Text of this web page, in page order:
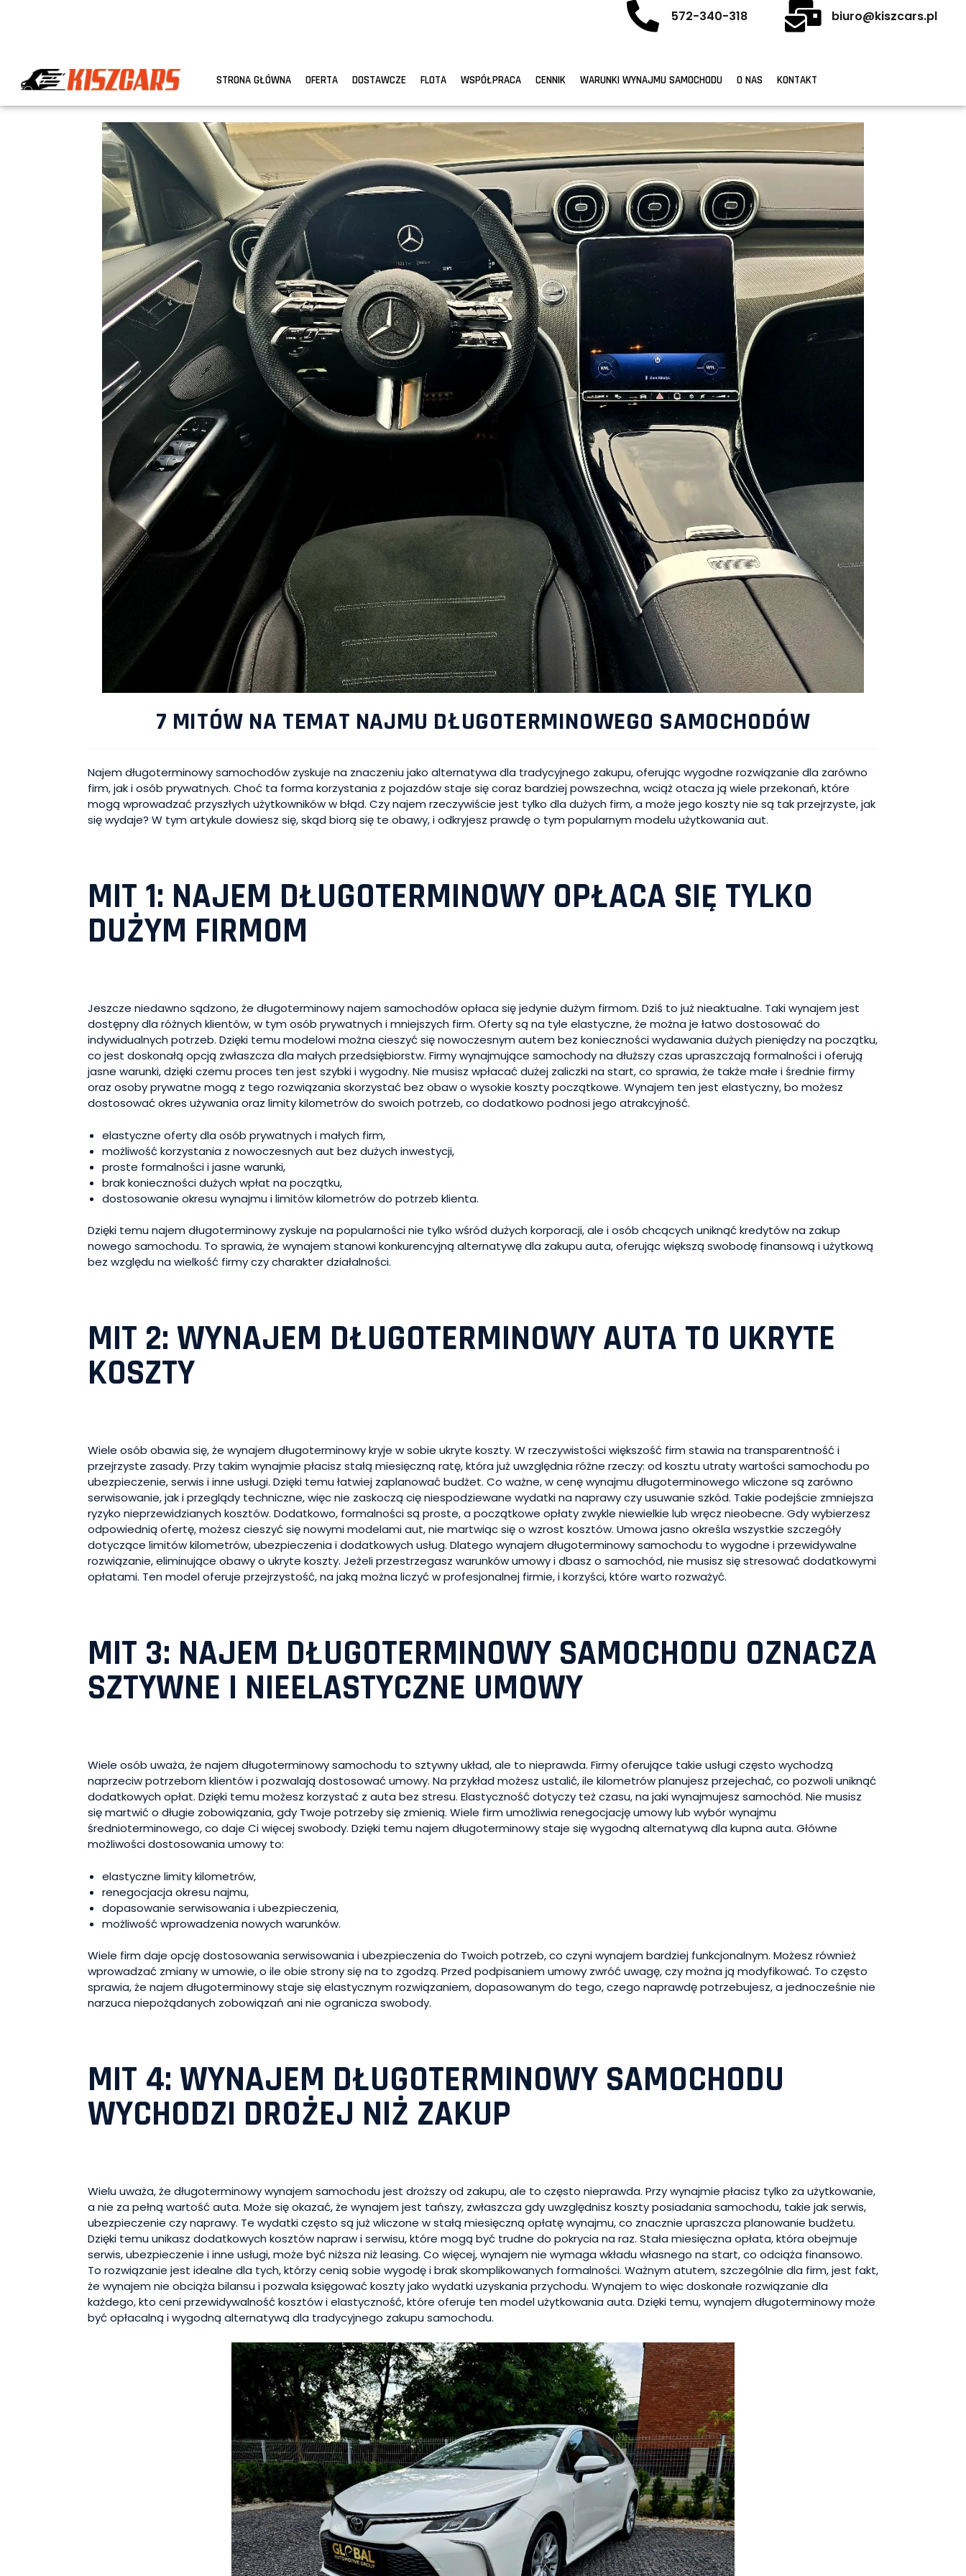
572-340-318 biuro@kiszcars.pl
STRONA GŁÓWNA OFERTA DOSTAWCZE FLOTA WSPÓŁPRACA CENNIK WARUNKI WYNAJMU SAMOCHODU O NAS KONTAKT
7 MITÓW NA TEMAT NAJMU DŁUGOTERMINOWEGO SAMOCHODÓW
Najem długoterminowy samochodów zyskuje na znaczeniu jako alternatywa dla tradycyjnego zakupu, oferując wygodne rozwiązanie dla zarówno
firm, jak i osób prywatnych. Choć ta forma korzystania z pojazdów staje się coraz bardziej powszechna, wciąż otacza ją wiele przekonań, które
mogą wprowadzać przyszłych użytkowników w błąd. Czy najem rzeczywiście jest tylko dla dużych firm, a może jego koszty nie są tak przejrzyste, jak
się wydaje? W tym artykule dowiesz się, skąd biorą się te obawy, i odkryjesz prawdę o tym popularnym modelu użytkowania aut.
MIT 1: NAJEM DŁUGOTERMINOWY OPŁACA SIĘ TYLKO
DUŻYM FIRMOM
Jeszcze niedawno sądzono, że długoterminowy najem samochodów opłaca się jedynie dużym firmom. Dziś to już nieaktualne. Taki wynajem jest
dostępny dla różnych klientów, w tym osób prywatnych i mniejszych firm. Oferty są na tyle elastyczne, że można je łatwo dostosować do
indywidualnych potrzeb. Dzięki temu modelowi można cieszyć się nowoczesnym autem bez konieczności wydawania dużych pieniędzy na początku,
co jest doskonałą opcją zwłaszcza dla małych przedsiębiorstw. Firmy wynajmujące samochody na dłuższy czas upraszczają formalności i oferują
jasne warunki, dzięki czemu proces ten jest szybki i wygodny. Nie musisz wpłacać dużej zaliczki na start, co sprawia, że także małe i średnie firmy
oraz osoby prywatne mogą z tego rozwiązania skorzystać bez obaw o wysokie koszty początkowe. Wynajem ten jest elastyczny, bo możesz
dostosować okres używania oraz limity kilometrów do swoich potrzeb, co dodatkowo podnosi jego atrakcyjność.
elastyczne oferty dla osób prywatnych i małych firm,
możliwość korzystania z nowoczesnych aut bez dużych inwestycji,
proste formalności i jasne warunki,
brak konieczności dużych wpłat na początku,
dostosowanie okresu wynajmu i limitów kilometrów do potrzeb klienta.
Dzięki temu najem długoterminowy zyskuje na popularności nie tylko wśród dużych korporacji, ale i osób chcących uniknąć kredytów na zakup
nowego samochodu. To sprawia, że wynajem stanowi konkurencyjną alternatywę dla zakupu auta, oferując większą swobodę finansową i użytkową
bez względu na wielkość firmy czy charakter działalności.
MIT 2: WYNAJEM DŁUGOTERMINOWY AUTA TO UKRYTE
KOSZTY
Wiele osób obawia się, że wynajem długoterminowy kryje w sobie ukryte koszty. W rzeczywistości większość firm stawia na transparentność i
przejrzyste zasady. Przy takim wynajmie płacisz stałą miesięczną ratę, która już uwzględnia różne rzeczy: od kosztu utraty wartości samochodu po
ubezpieczenie, serwis i inne usługi. Dzięki temu łatwiej zaplanować budżet. Co ważne, w cenę wynajmu długoterminowego wliczone są zarówno
serwisowanie, jak i przeglądy techniczne, więc nie zaskoczą cię niespodziewane wydatki na naprawy czy usuwanie szkód. Takie podejście zmniejsza
ryzyko nieprzewidzianych kosztów. Dodatkowo, formalności są proste, a początkowe opłaty zwykle niewielkie lub wręcz nieobecne. Gdy wybierzesz
odpowiednią ofertę, możesz cieszyć się nowymi modelami aut, nie martwiąc się o wzrost kosztów. Umowa jasno określa wszystkie szczegóły
dotyczące limitów kilometrów, ubezpieczenia i dodatkowych usług. Dlatego wynajem długoterminowy samochodu to wygodne i przewidywalne
rozwiązanie, eliminujące obawy o ukryte koszty. Jeżeli przestrzegasz warunków umowy i dbasz o samochód, nie musisz się stresować dodatkowymi
opłatami. Ten model oferuje przejrzystość, na jaką można liczyć w profesjonalnej firmie, i korzyści, które warto rozważyć.
MIT 3: NAJEM DŁUGOTERMINOWY SAMOCHODU OZNACZA
SZTYWNE I NIEELASTYCZNE UMOWY
Wiele osób uważa, że najem długoterminowy samochodu to sztywny układ, ale to nieprawda. Firmy oferujące takie usługi często wychodzą
naprzeciw potrzebom klientów i pozwalają dostosować umowy. Na przykład możesz ustalić, ile kilometrów planujesz przejechać, co pozwoli uniknąć
dodatkowych opłat. Dzięki temu możesz korzystać z auta bez stresu. Elastyczność dotyczy też czasu, na jaki wynajmujesz samochód. Nie musisz
się martwić o długie zobowiązania, gdy Twoje potrzeby się zmienią. Wiele firm umożliwia renegocjację umowy lub wybór wynajmu
średnioterminowego, co daje Ci więcej swobody. Dzięki temu najem długoterminowy staje się wygodną alternatywą dla kupna auta. Główne
możliwości dostosowania umowy to:
elastyczne limity kilometrów,
renegocjacja okresu najmu,
dopasowanie serwisowania i ubezpieczenia,
możliwość wprowadzenia nowych warunków.
Wiele firm daje opcję dostosowania serwisowania i ubezpieczenia do Twoich potrzeb, co czyni wynajem bardziej funkcjonalnym. Możesz również
wprowadzać zmiany w umowie, o ile obie strony się na to zgodzą. Przed podpisaniem umowy zwróć uwagę, czy można ją modyfikować. To często
sprawia, że najem długoterminowy staje się elastycznym rozwiązaniem, dopasowanym do tego, czego naprawdę potrzebujesz, a jednocześnie nie
narzuca niepożądanych zobowiązań ani nie ogranicza swobody.
MIT 4: WYNAJEM DŁUGOTERMINOWY SAMOCHODU
WYCHODZI DROŻEJ NIŻ ZAKUP
Wielu uważa, że długoterminowy wynajem samochodu jest droższy od zakupu, ale to często nieprawda. Przy wynajmie płacisz tylko za użytkowanie,
a nie za pełną wartość auta. Może się okazać, że wynajem jest tańszy, zwłaszcza gdy uwzględnisz koszty posiadania samochodu, takie jak serwis,
ubezpieczenie czy naprawy. Te wydatki często są już wliczone w stałą miesięczną opłatę wynajmu, co znacznie upraszcza planowanie budżetu.
Dzięki temu unikasz dodatkowych kosztów napraw i serwisu, które mogą być trudne do pokrycia na raz. Stała miesięczna opłata, która obejmuje
serwis, ubezpieczenie i inne usługi, może być niższa niż leasing. Co więcej, wynajem nie wymaga wkładu własnego na start, co odciąża finansowo.
To rozwiązanie jest idealne dla tych, którzy cenią sobie wygodę i brak skomplikowanych formalności. Ważnym atutem, szczególnie dla firm, jest fakt,
że wynajem nie obciąża bilansu i pozwala księgować koszty jako wydatki uzyskania przychodu. Wynajem to więc doskonałe rozwiązanie dla
każdego, kto ceni przewidywalność kosztów i elastyczność, które oferuje ten model użytkowania auta. Dzięki temu, wynajem długoterminowy może
być opłacalną i wygodną alternatywą dla tradycyjnego zakupu samochodu.